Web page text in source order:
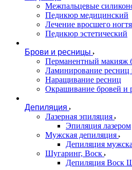
Межпальцевые
Педикюр медицинский
Лечение вросшего ногтя
Педикюр эстетический
Брови и ресницы
Перманентный макияж
Ламинирование ресниц
Наращивание ресниц
Окрашивание бровей и
Депиляция
Лазерная эпиляция
Эпиляция лазером
Мужская депиляция
Депиляция
Шугаринг, Воск
Депиляция Воск